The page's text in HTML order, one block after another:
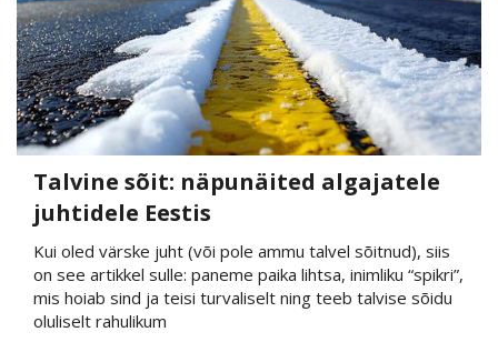
Talvine sõit: näpunäited algajatele
juhtidele Eestis
Kui oled värske juht (või pole ammu talvel sõitnud), siis
on see artikkel sulle: paneme paika lihtsa, inimliku “spikri”,
mis hoiab sind ja teisi turvaliselt ning teeb talvise sõidu
oluliselt rahulikum